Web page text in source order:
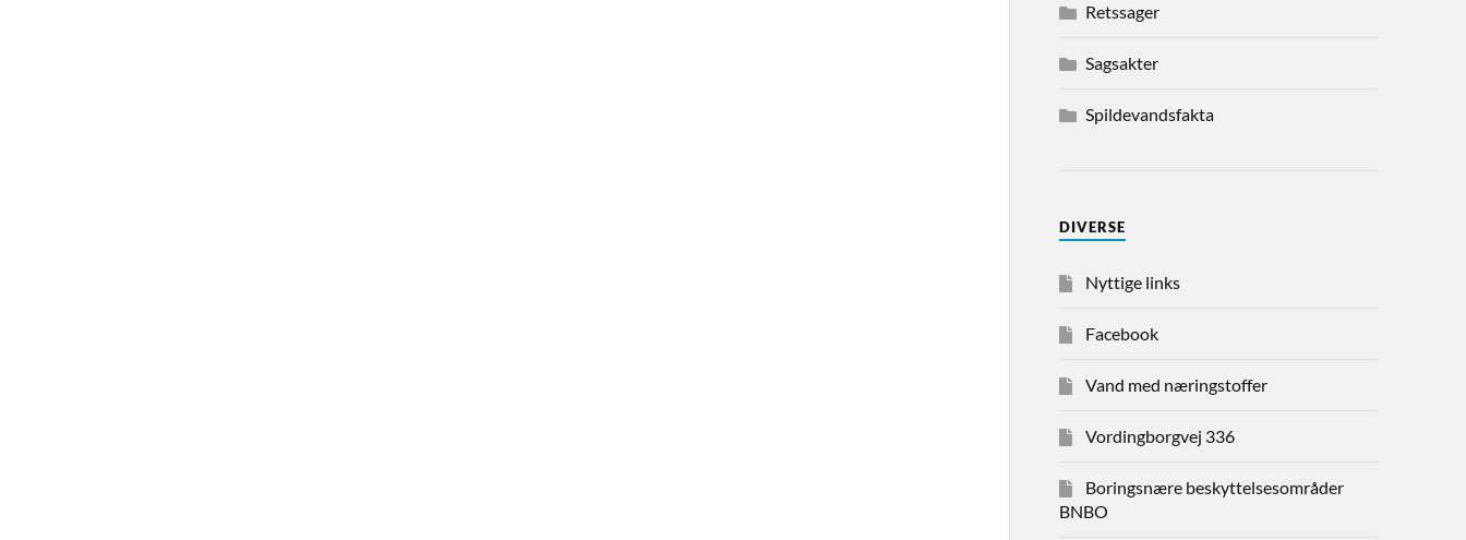
Retssager
Sagsakter
Spildevandsfakta
DIVERSE
Nyttige links
Facebook
Vand med næringstoffer
Vordingborgvej 336
Boringsnære beskyttelsesområder
BNBO